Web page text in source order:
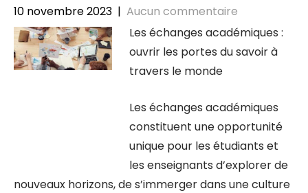
10 novembre 2023 | Aucun commentaire
Les échanges académiques :
ouvrir les portes du savoir à
travers le monde
Les échanges académiques
constituent une opportunité
unique pour les étudiants et
les enseignants d’explorer de
nouveaux horizons, de s’immerger dans une culture